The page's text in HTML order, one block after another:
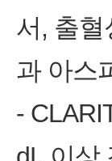
서, 출혈
과 아스
-